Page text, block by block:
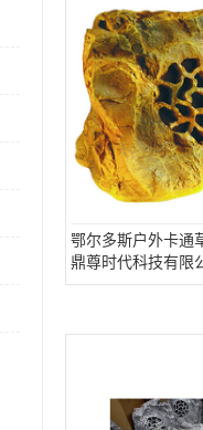
鄂尔多斯户外卡通
鼎尊时代科技有限